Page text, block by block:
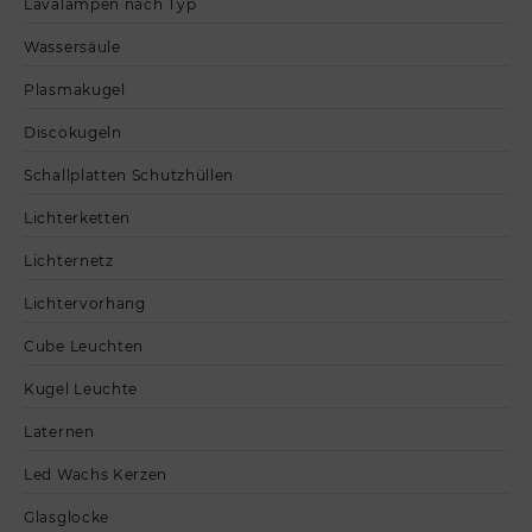
Lavalampen nach Typ
Wassersäule
Plasmakugel
Discokugeln
Schallplatten Schutzhüllen
Lichterketten
Lichternetz
Lichtervorhang
Cube Leuchten
Kugel Leuchte
Laternen
Led Wachs Kerzen
Glasglocke